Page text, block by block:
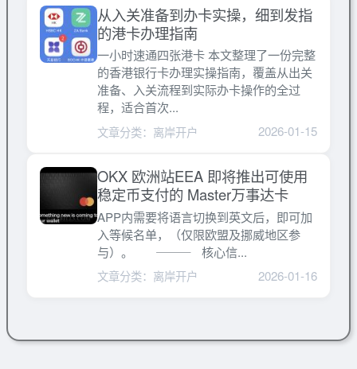
从入关准备到办卡实操，细到发指
的港卡办理指南
一小时速通四张港卡 本文整理了一份完整
的香港银行卡办理实操指南，覆盖从出关
准备、入关流程到实际办卡操作的全过
程，适合首次...
文章分类：离岸开户
2026-01-15
OKX 欧洲站EEA 即将推出可使用
稳定币支付的 Master万事达卡
APP内需要将语言切换到英文后，即可加
入等候名单，（仅限欧盟及挪威地区参
与）。 ⸻ 核心信...
文章分类：离岸开户
2026-01-16